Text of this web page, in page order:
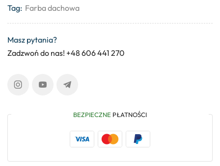
Tag: Farba dachowa
Masz pytania?
Zadzwoń do nas! +48 606 441 270
BEZPIECZNE PŁATNOŚCI